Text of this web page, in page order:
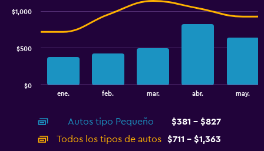
to
displaying
categories.
ene. feb. mar. abr. may.
$0
$500
$1,000
Autos tipo Pequeño
$381 - $827
Todos los tipos de autos
$711 - $1,363